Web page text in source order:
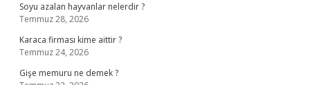
Soyu azalan hayvanlar nelerdir ?
Temmuz 28, 2026
Karaca firması kime aittir ?
Temmuz 24, 2026
Gişe memuru ne demek ?